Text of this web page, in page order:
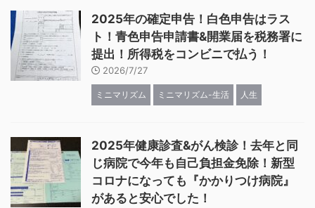
2025年の確定申告！白色申告はラス
ト！青色申告申請書&開業届を税務署に
提出！所得税をコンビニで払う！
2026/7/27
ミニマリズム ミニマリズム-生活 人生
2025年健康診査&がん検診！去年と同
じ病院で今年も自己負担金免除！新型
コロナになっても『かかりつけ病院』
があると安心でした！